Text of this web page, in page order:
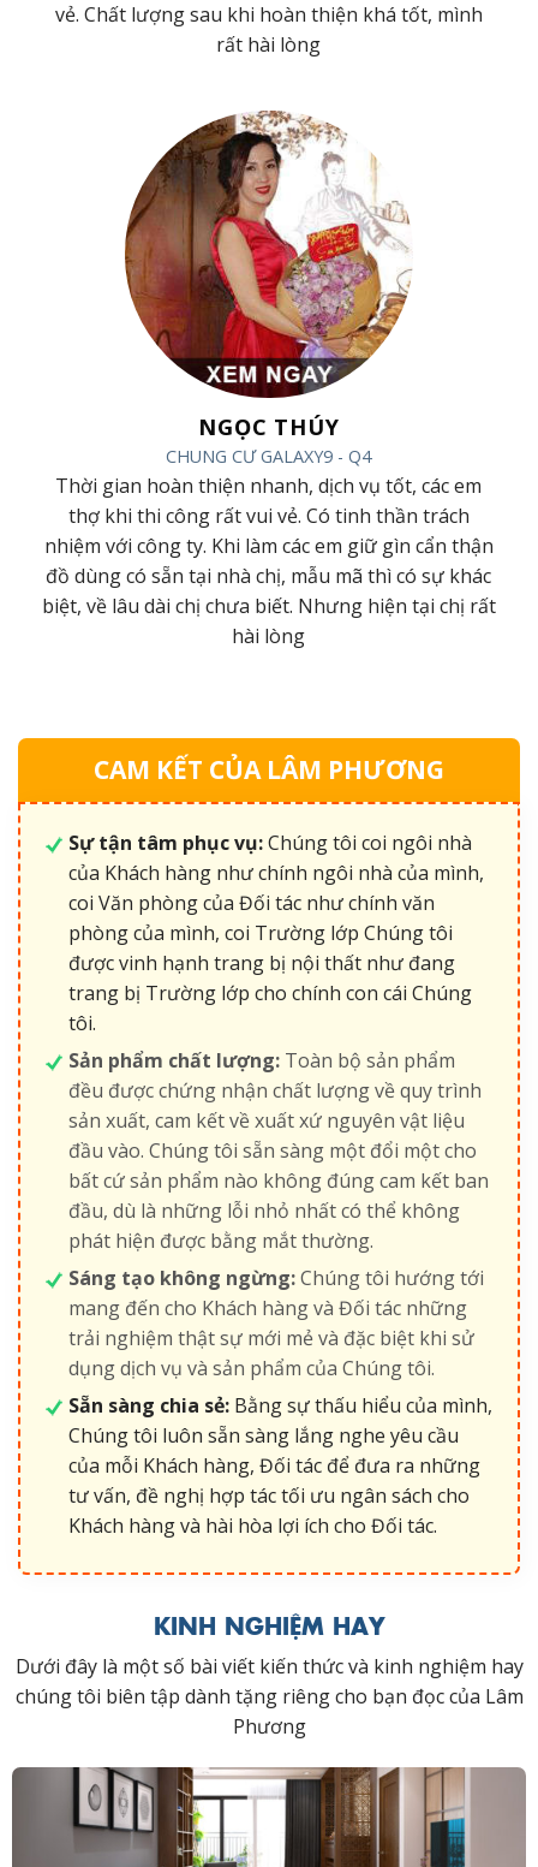
vẻ. Chất lượng sau khi hoàn thiện khá tốt, mình
rất hài lòng
NGỌC THÚY
CHUNG CƯ GALAXY9 - Q4
Thời gian hoàn thiện nhanh, dịch vụ tốt, các em
thợ khi thi công rất vui vẻ. Có tinh thần trách
nhiệm với công ty. Khi làm các em giữ gìn cẩn thận
đồ dùng có sẵn tại nhà chị, mẫu mã thì có sự khác
biệt, về lâu dài chị chưa biết. Nhưng hiện tại chị rất
hài lòng
CAM KẾT CỦA LÂM PHƯƠNG
Sự tận tâm phục vụ:Chúng tôi coi ngôi nhà
của Khách hàng như chính ngôi nhà của mình,
coi Văn phòng của Đối tác như chính văn
phòng của mình, coi Trường lớp Chúng tôi
được vinh hạnh trang bị nội thất như đang
trang bị Trường lớp cho chính con cái Chúng
tôi.
Sản phẩm chất lượng: Toàn bộ sản phẩm
đều được chứng nhận chất lượng về quy trình
sản xuất, cam kết về xuất xứ nguyên vật liệu
đầu vào. Chúng tôi sẵn sàng một đổi một cho
bất cứ sản phẩm nào không đúng cam kết ban
đầu, dù là những lỗi nhỏ nhất có thể không
phát hiện được bằng mắt thường.
Sáng tạo không ngừng:Chúng tôi hướng tới
mang đến cho Khách hàng và Đối tác những
trải nghiệm thật sự mới mẻ và đặc biệt khi sử
dụng dịch vụ và sản phẩm của Chúng tôi.
Sẵn sàng chia sẻ: Bằng sự thấu hiểu của mình,
Chúng tôi luôn sẵn sàng lắng nghe yêu cầu
của mỗi Khách hàng, Đối tác để đưa ra những
tư vấn, đề nghị hợp tác tối ưu ngân sách cho
Khách hàng và hài hòa lợi ích cho Đối tác.
KINH NGHIỆM HAY
Dưới đây là một số bài viết kiến thức và kinh nghiệm hay
chúng tôi biên tập dành tặng riêng cho bạn đọc của Lâm
Phương